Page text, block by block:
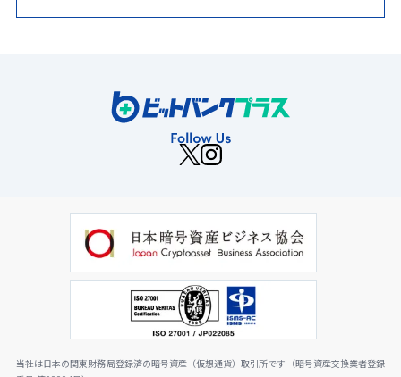
当社は日本の関東財務局登録済の暗号資産（仮想通貨）取引所です（暗号資産交換業者登録